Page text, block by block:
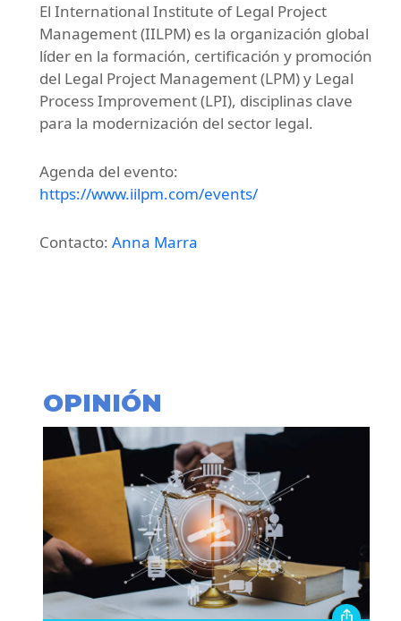
El International Institute of Legal Project
Management (IILPM) es la organización global
líder en la formación, certificación y promoción
del Legal Project Management (LPM) y Legal
Process Improvement (LPI), disciplinas clave
para la modernización del sector legal.
Agenda del evento:
https://www.iilpm.com/events/
Contacto: Anna Marra
OPINIÓN